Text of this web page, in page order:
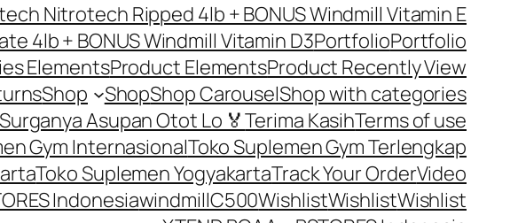
Nitrotech Ripped 4lb + BONUS Windmill Vitamin E
4lb + BONUS Windmill Vitamin D3PortfolioPortfolio
ElementsProduct ElementsProduct Recently View
Shop ShopShop CarouselShop with categories
Asupan Otot Lo 🏅Terima KasihTerms of use
Gym InternasionalToko Suplemen Gym Terlengkap
Toko Suplemen YogyakartaTrack Your OrderVideo
IndonesiawindmillC500WishlistWishlistWishlist